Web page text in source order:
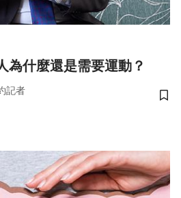
為什麼還是需要運動？
記者
儲